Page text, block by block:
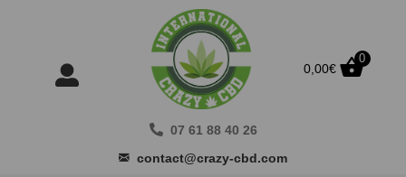
0,00€
0
07 61 88 40 26
contact@crazy-cbd.com